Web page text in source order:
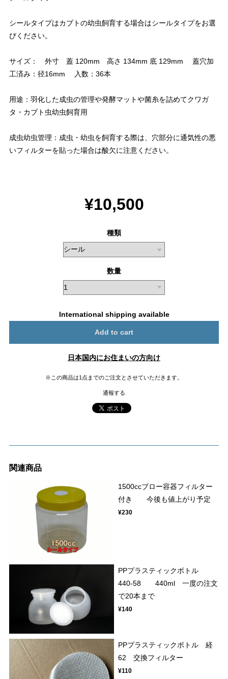
シールタイプはカブトの幼虫飼育する場合はシールタイプをお選
びください。
サイズ： 外寸 蓋 120mm 高さ 134mm 底 129mm 蓋穴加
工済み：径16mm 入数：36本
用途：羽化した成虫の管理や発酵マットや菌糸を詰めてクワガ
タ・カブト虫幼虫飼育用
成虫幼虫管理：成虫・幼虫を飼育する際は、穴部分に通気性の悪
いフィルターを貼った場合は酸欠に注意ください。
¥10,500
種類
数量
International shipping available
Add to cart
日本国内にお住まいの方向け
※この商品は1点までのご注文とさせていただきます。
通報する
関連商品
1500ccブロー容器フィルター
付き 今後も値上がり予定
¥230
PPプラスティックボトル
440-58 440ml 一度の注文
で20本まで
¥140
PPプラスティックボトル 経
62 交換フィルター
¥110